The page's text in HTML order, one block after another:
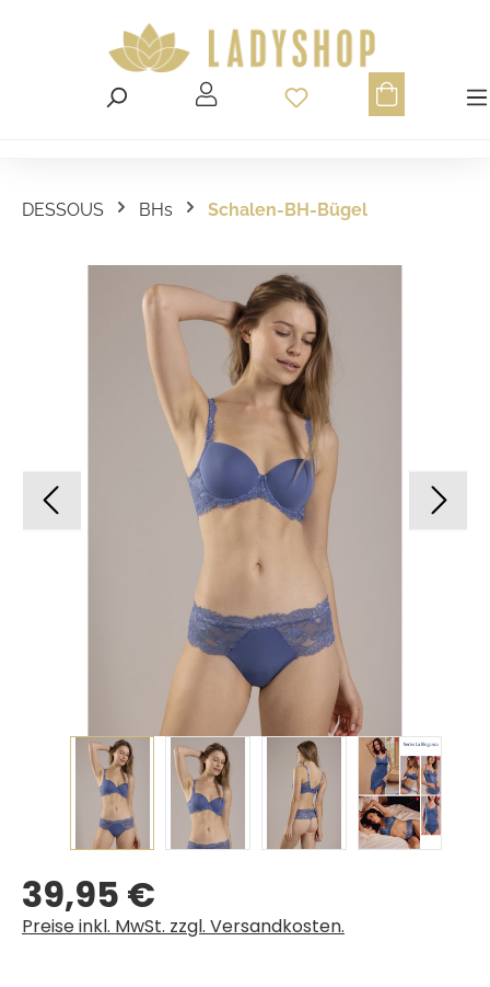
Du hast 0
DESSOUS BHs Schalen-BH-Bügel
Bildergalerie überspringen
Regulärer Preis:
39,95 €
Preise inkl. MwSt. zzgl. Versandkosten.